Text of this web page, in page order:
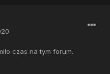
czas na tym forum.